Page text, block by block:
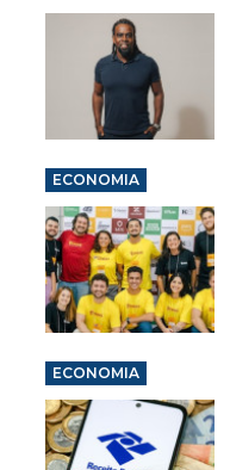
ECONOMIA
ECONOMIA